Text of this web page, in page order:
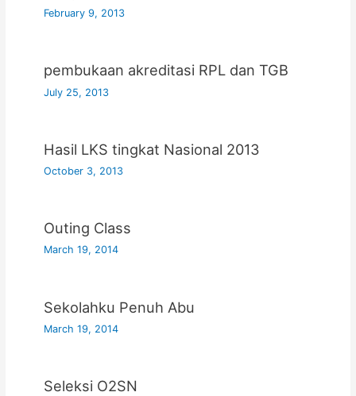
February 9, 2013
pembukaan akreditasi RPL dan TGB
July 25, 2013
Hasil LKS tingkat Nasional 2013
October 3, 2013
Outing Class
March 19, 2014
Sekolahku Penuh Abu
March 19, 2014
Seleksi O2SN